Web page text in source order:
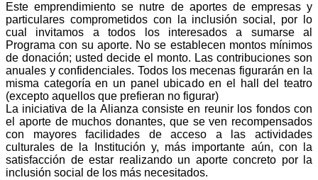
Este emprendimiento se nutre de aportes de empresas y
particulares comprometidos con la inclusión social, por lo
cual invitamos a todos los interesados a sumarse al
Programa con su aporte. No se establecen montos mínimos
de donación; usted decide el monto. Las contribuciones son
anuales y confidenciales. Todos los mecenas figurarán en la
misma categoría en un panel ubicado en el hall del teatro
(excepto aquellos que prefieran no figurar)
La iniciativa de la Alianza consiste en reunir los fondos con
el aporte de muchos donantes, que se ven recompensados
con mayores facilidades de acceso a las actividades
culturales de la Institución y, más importante aún, con la
satisfacción de estar realizando un aporte concreto por la
inclusión social de los más necesitados.